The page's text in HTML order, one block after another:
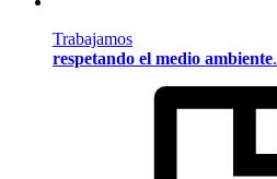
Trabajamos
respetando el medio ambiente.